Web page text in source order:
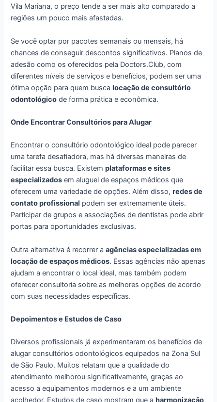
Vila Mariana, o preço tende a ser mais alto comparado a
regiões um pouco mais afastadas.
Se você optar por pacotes semanais ou mensais, há
chances de conseguir descontos significativos. Planos de
adesão como os oferecidos pela Doctors.Club, com
diferentes níveis de serviços e benefícios, podem ser uma
ótima opção para quem buscalocação de consultório
odontológico de forma prática e econômica.
Onde Encontrar Consultórios para Alugar
Encontrar o consultório odontológico ideal pode parecer
uma tarefa desafiadora, mas há diversas maneiras de
facilitar essa busca. Existemplataformas e sites
especializados em aluguel de espaços médicos que
oferecem uma variedade de opções. Além disso,redes de
contato profissional podem ser extremamente úteis.
Participar de grupos e associações de dentistas pode abrir
portas para oportunidades exclusivas.
Outra alternativa é recorrer aagências especializadas em
locação de espaços médicos. Essas agências não apenas
ajudam a encontrar o local ideal, mas também podem
oferecer consultoria sobre as melhores opções de acordo
com suas necessidades específicas.
Depoimentos e Estudos de Caso
Diversos profissionais já experimentaram os benefícios de
alugar consultórios odontológicos equipados na Zona Sul
de São Paulo. Muitos relatam que a qualidade do
atendimento melhorou significativamente, graças ao
acesso a equipamentos modernos e a um ambiente